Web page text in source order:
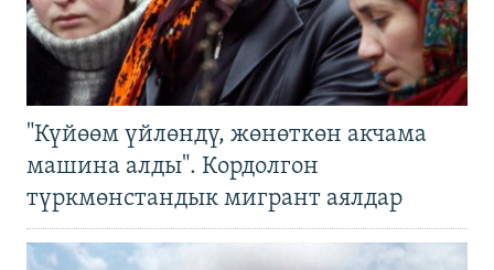
"Күйөөм үйлөндү, жөнөткөн акчама
машина алды". Кордолгон
түркмөнстандык мигрант аялдар